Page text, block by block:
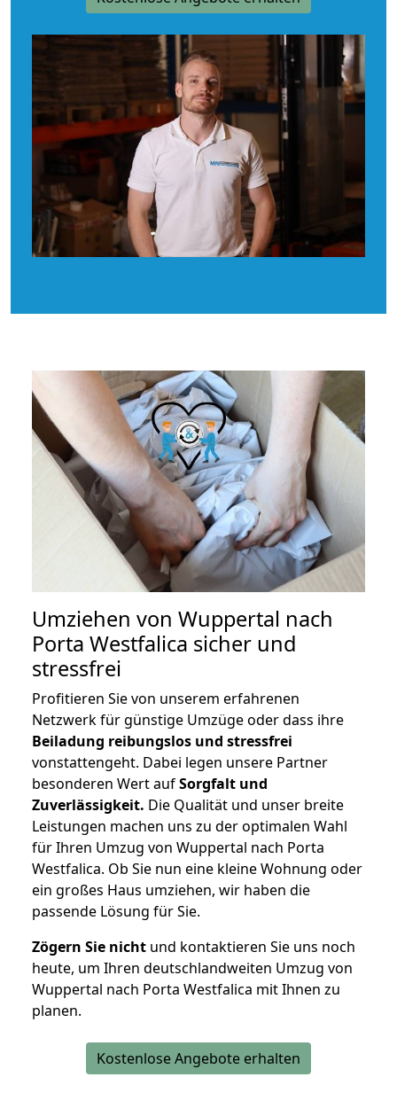
Umziehen von Wuppertal nach
Porta Westfalica sicher und
stressfrei
Profitieren Sie von unserem erfahrenen
Netzwerk für günstige Umzüge oder dass ihre
Beiladung reibungslos und stressfrei
vonstattengeht. Dabei legen unsere Partner
besonderen Wert aufSorgfalt und
Zuverlässigkeit. Die Qualität und unser breite
Leistungen machen uns zu der optimalen Wahl
für Ihren Umzug von Wuppertal nach Porta
Westfalica. Ob Sie nun eine kleine Wohnung oder
ein großes Haus umziehen, wir haben die
passende Lösung für Sie.
Zögern Sie nicht und kontaktieren Sie uns noch
heute, um Ihren deutschlandweiten Umzug von
Wuppertal nach Porta Westfalica mit Ihnen zu
planen.
Kostenlose Angebote erhalten